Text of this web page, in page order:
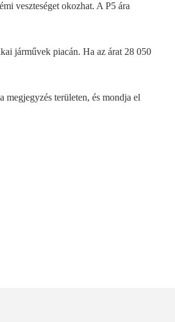
veszteséget okozhat. A P5 ára
járművek piacán. Ha az árat 28 050
területen, és mondja el